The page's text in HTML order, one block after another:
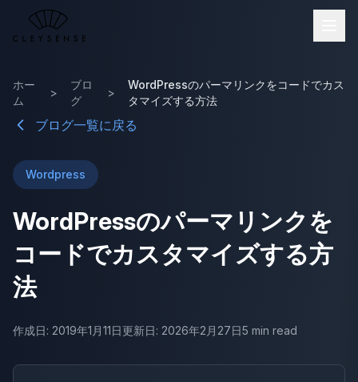
メインコンテンツへスキップ
ホー
ム
>
ブロ
グ
>
WordPressのパーマリンクをコードでカス
タマイズする方法
ブログ一覧に戻る
Wordpress
WordPressのパーマリンクを
コードでカスタマイズする方
法
作成日: 2019年1月11日更新日: 2026年2月27日5 min read